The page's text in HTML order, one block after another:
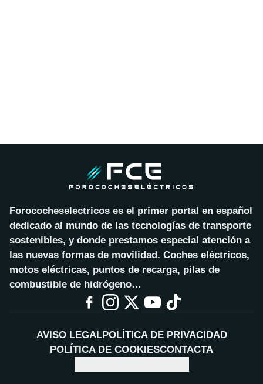
Forococheselectricos es el primer portal en español
dedicado al mundo de las tecnologías de transporte
sostenibles, y donde prestamos especial atención a
las nuevas formas de movilidad. Coches eléctricos,
motos eléctricas, puntos de recarga, pilas de
combustible de hidrógeno…
AVISO LEGALPOLÍTICA DE PRIVACIDAD
POLÍTICA DE COOKIESCONTACTA